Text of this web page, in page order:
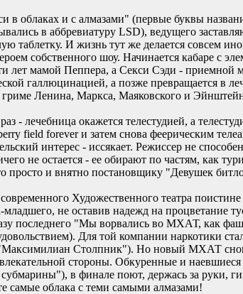
в облаках и с алмазами" (первые буквы
в аббревиатуру LSD), ведущего
таблетку. И жизнь тут же делается совсем
собственного шоу. Начинается кабаре с
лет мамой Пеппера, а Секси Сэди -
галлюцинацией, а позже превращается в
Ленина, Маркса, Маяковского и
- лечебница окажется телестудией, а
field forever и затем снова феерическим
интерес - иссякает. Режиссер не
не остается - ее обирают по частям, как
просто и внятно постановщику "Девушек
Художественного театра
младшего, не оставив надежд на процветание
последнего "Мы ворвались во МХАТ, как
Для той компании наркотики
Столпник"). Но новый МХАТ
стороны. Обкуренные и
в финале поют, держась за руки,
самые облака с теми самыми алмазами!